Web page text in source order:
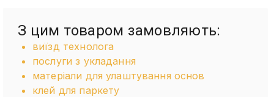
З цим товаром замовляють:
виїзд технолога
послуги з укладання
матеріали для улаштування основ
клей для паркету